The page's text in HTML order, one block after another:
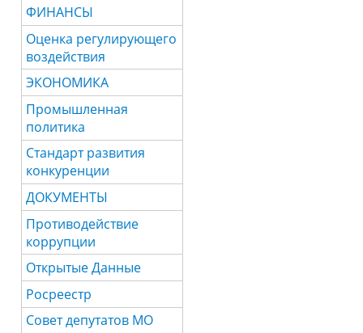
ФИНАНСЫ
Оценка регулирующего
воздействия
ЭКОНОМИКА
Промышленная
политика
Стандарт развития
конкуренции
ДОКУМЕНТЫ
Противодействие
коррупции
Открытые Данные
Росреестр
Совет депутатов МО